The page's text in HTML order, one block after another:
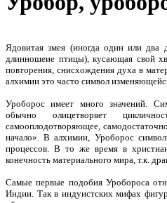
Ядовитая змея (иногда один или два
длинношеие птицы), кусающая свой
повторения, снисхождения духа в
алхимии это часто символ
Уроборос имеет много значений.
обычно олицетворяет
самооплодотворяющее,
начало». В алхимии, Уроборос
процессов. В то же время в
конечность материального мира, т.к.
Самые первые подобия Уробороса
Индии. Так в индуистских мифах